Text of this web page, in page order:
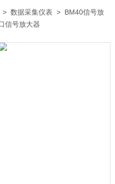
>数据采集仪表 > BM40信号放
信号放大器